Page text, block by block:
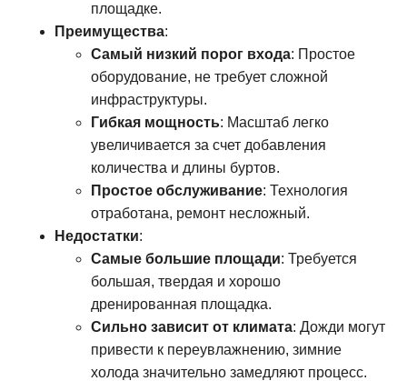
площадке.
Преимущества:
Самый низкий порог входа: Простое
оборудование, не требует сложной
инфраструктуры.
Гибкая мощность: Масштаб легко
увеличивается за счет добавления
количества и длины буртов.
Простое обслуживание: Технология
отработана, ремонт несложный.
Недостатки:
Самые большие площади: Требуется
большая, твердая и хорошо
дренированная площадка.
Сильно зависит от климата: Дожди могут
привести к переувлажнению, зимние
холода значительно замедляют процесс.